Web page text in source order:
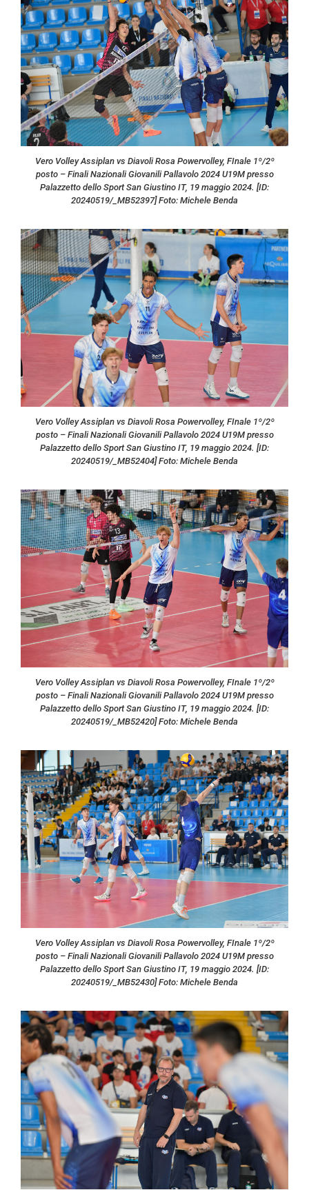
Vero Volley Assiplan vs Diavoli Rosa Powervolley, FInale 1º/2º
posto – Finali Nazionali Giovanili Pallavolo 2024 U19M presso
Palazzetto dello Sport San Giustino IT, 19 maggio 2024. [ID:
20240519/_MB52397] Foto: Michele Benda
Vero Volley Assiplan vs Diavoli Rosa Powervolley, FInale 1º/2º
posto – Finali Nazionali Giovanili Pallavolo 2024 U19M presso
Palazzetto dello Sport San Giustino IT, 19 maggio 2024. [ID:
20240519/_MB52404] Foto: Michele Benda
Vero Volley Assiplan vs Diavoli Rosa Powervolley, FInale 1º/2º
posto – Finali Nazionali Giovanili Pallavolo 2024 U19M presso
Palazzetto dello Sport San Giustino IT, 19 maggio 2024. [ID:
20240519/_MB52420] Foto: Michele Benda
Vero Volley Assiplan vs Diavoli Rosa Powervolley, FInale 1º/2º
posto – Finali Nazionali Giovanili Pallavolo 2024 U19M presso
Palazzetto dello Sport San Giustino IT, 19 maggio 2024. [ID:
20240519/_MB52430] Foto: Michele Benda